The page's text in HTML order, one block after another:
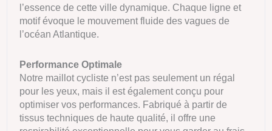
l’essence de cette ville dynamique. Chaque ligne et
motif évoque le mouvement fluide des vagues de
l’océan Atlantique.
Performance Optimale
Notre maillot cycliste n’est pas seulement un régal
pour les yeux, mais il est également conçu pour
optimiser vos performances. Fabriqué à partir de
tissus techniques de haute qualité, il offre une